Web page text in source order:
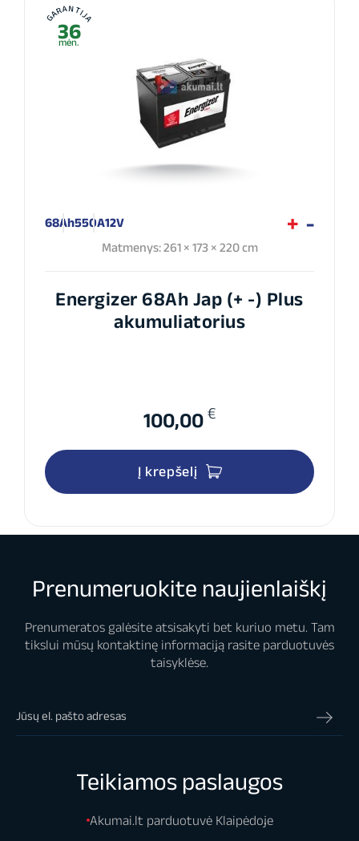
GARANTIJA
36
mėn.
68Ah550A12V
Matmenys: 261 × 173 × 220 cm
Energizer 68Ah Jap (+ -) Plus
akumuliatorius
100,00 €
Į krepšelį
Prenumeruokite naujienlaiškį
Prenumeratos galėsite atsisakyti bet kuriuo metu. Tam
tikslui mūsų kontaktinę informaciją rasite parduotuvės
taisyklėse.
Teikiamos paslaugos
Akumai.lt parduotuvė Klaipėdoje